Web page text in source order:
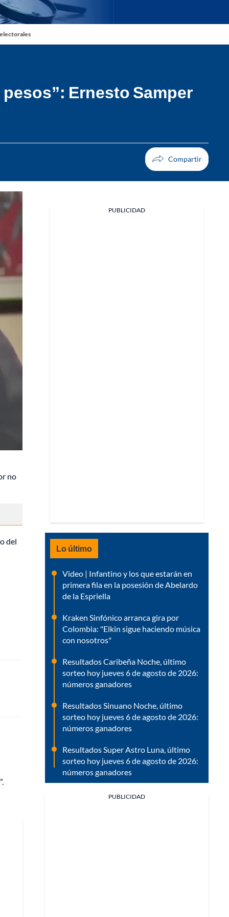
Ernesto Samper
no
del
PUBLICIDAD
Lo último
Video | Infantino y los que estarán en
primera fila en la posesión de Abelardo
de la Espriella
Kraken Sinfónico arranca gira por
Colombia: "Elkin sigue haciendo música
con nosotros"
Resultados Caribeña Noche, último
sorteo hoy jueves 6 de agosto de 2026:
números ganadores
Resultados Sinuano Noche, último
sorteo hoy jueves 6 de agosto de 2026:
números ganadores
Resultados Super Astro Luna, último
sorteo hoy jueves 6 de agosto de 2026:
números ganadores
PUBLICIDAD